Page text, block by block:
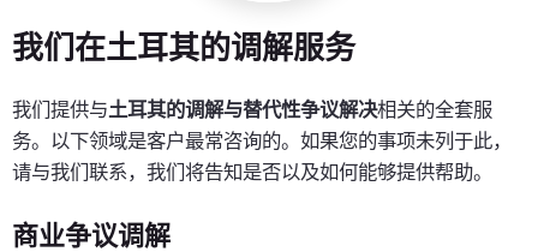
我们在土耳其的调解服务
我们提供与土耳其的调解与替代性争议解决相关的全套服
务。以下领域是客户最常咨询的。如果您的事项未列于此，
请与我们联系，我们将告知是否以及如何能够提供帮助。
商业争议调解